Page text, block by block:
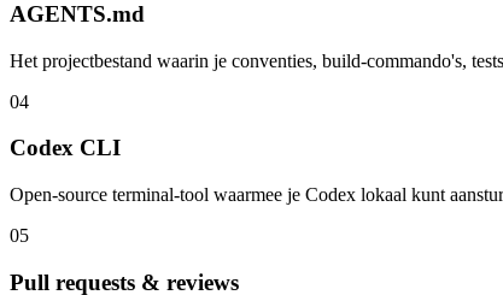
AGENTS.md
Het projectbestand waarin je conventies, build-commando's,
04
Codex CLI
Open-source terminal-tool waarmee je Codex lokaal kunt
05
Pull requests & reviews